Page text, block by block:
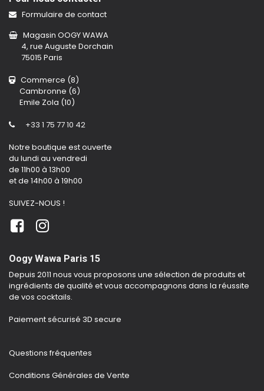
Formulaire de contact
Magasin OOGY WAWA
4, rue Auguste Dorchain
75015 Paris
Commerce (8)
Cambronne (6)
Emile Zola (10)
+33 1 75 77 10 42
Notre boutique est ouverte
du lundi au vendredi
de 11h00 à 13h00
et de 14h00 à 19h00
SUIVEZ-NOUS !
Oogy Wawa Paris 15
Depuis 2011 nous vous proposons une sélection de produits et
ingrédients de qualité et vous accompagnons dans la réussite
de vos cocktails.
Paiement sécurisé 3D secure
Questions fréquentes
Conditions Générales de Vente